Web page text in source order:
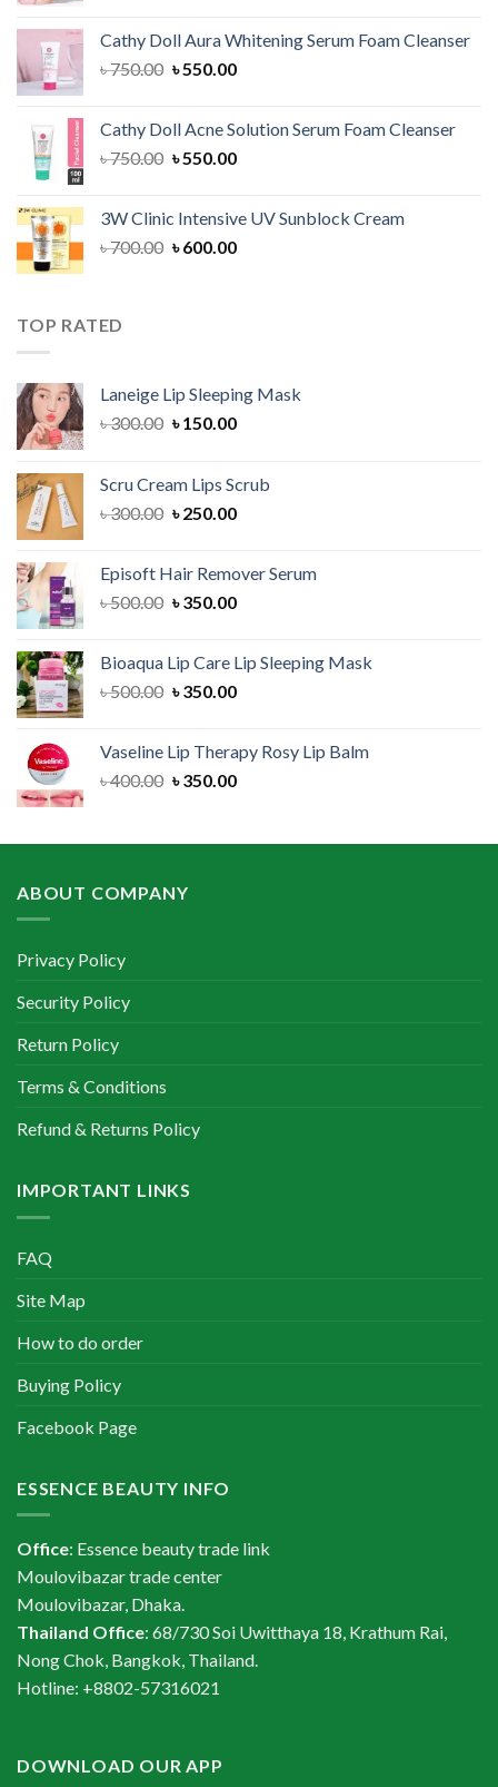
৳ 1,300.00.৳ 1,100.00.
Cathy Doll Aura Whitening Serum Foam Cleanser
৳750.00 Original
৳ 750.00.
৳550.00Current
৳ 550.00.
Cathy Doll Acne Solution Serum Foam Cleanser
৳750.00 Original
৳ 750.00.
৳550.00Current
৳ 550.00.
3W Clinic Intensive UV Sunblock Cream
৳700.00 Original
৳600.00Current
TOP RATED
Laneige Lip Sleeping Mask
৳300.00 Original
৳ 300.00.
৳150.00Current
৳ 150.00.
Scru Cream Lips Scrub
৳300.00 Original
৳ 300.00.
৳250.00Current
৳ 250.00.
Episoft Hair Remover Serum
৳500.00 Original
৳ 500.00.
৳350.00Current
৳ 350.00.
Bioaqua Lip Care Lip Sleeping Mask
৳500.00 Original
৳ 500.00.
৳350.00Current
৳ 350.00.
Vaseline Lip Therapy Rosy Lip Balm
৳400.00 Original
৳ 400.00.
৳350.00Current
৳ 350.00.
ABOUT COMPANY
Privacy Policy
Security Policy
Return Policy
Terms & Conditions
Refund & Returns Policy
IMPORTANT LINKS
FAQ
Site Map
How to do order
Buying Policy
Facebook Page
ESSENCE BEAUTY INFO
Office: Essence beauty trade link
Moulovibazar trade center
Moulovibazar, Dhaka.
Thailand Office: 68/730 Soi Uwitthaya 18, Krathum Rai,
Nong Chok, Bangkok, Thailand.
Hotline: +8802-57316021
DOWNLOAD OUR APP